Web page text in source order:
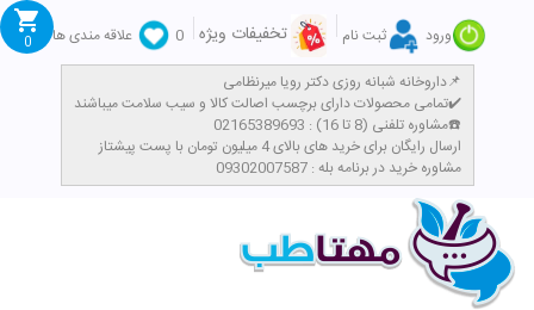
ورود ثبت نام تخفیفات ویژه 0
علاقه مندی ها
داروخانه شبانه روزی دکتر رویا میرنظامی📌
تمامی محصولات دارای برچسب اصالت کالا و سیب سلامت میباشند✔️
مشاوره تلفنی (8 تا 16) : 02165389693☎️
​ارسال رایگان برای خرید های بالای 4 میلیون تومان با پست پیشتاز
مشاوره خرید در برنامه بله : 09302007587
0